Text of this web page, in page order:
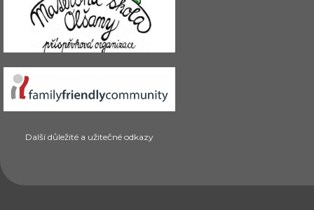
Další důležité a užitečné odkazy